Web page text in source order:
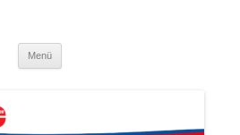
GmbH
Menü